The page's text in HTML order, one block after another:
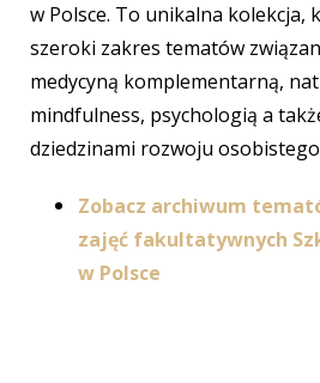
w Polsce. To unikalna kolekcja,
szeroki zakres tematów
medycyną komplementarną,
mindfulness, psychologią a
dziedzinami rozwoju
Zobacz archiwum
zajęć fakultatywnych
w Polsce